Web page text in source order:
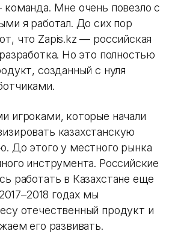
Мне очень повезло с
я работал. До сих пор
что Zapis.kz — российская
Но это полностью
созданный с нуля
игроками, которые начали
казахстанскую
До этого у местного рынка
инструмента. Российские
работать в Казахстане еще
годах мы
отечественный продукт и
его развивать.